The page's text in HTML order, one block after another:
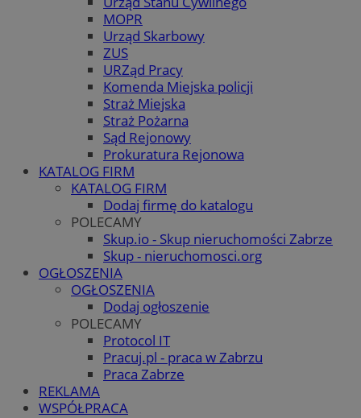
MOPR
Urząd Skarbowy
ZUS
URZąd Pracy
Komenda Miejska policji
Straż Miejska
Straż Pożarna
Sąd Rejonowy
Prokuratura Rejonowa
KATALOG FIRM
KATALOG FIRM
Dodaj firmę do katalogu
POLECAMY
Skup.io - Skup nieruchomości Zabrze
Skup - nieruchomosci.org
OGŁOSZENIA
OGŁOSZENIA
Dodaj ogłoszenie
POLECAMY
Protocol IT
Pracuj.pl - praca w Zabrzu
Praca Zabrze
REKLAMA
WSPÓŁPRACA